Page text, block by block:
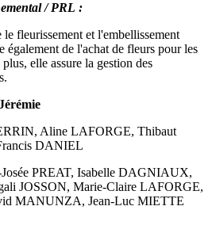
/ PRL :
fleurissement et l'embellissement
également de l'achat de fleurs pour les
elle assure la gestion des
Aline LAFORGE, Thibaut
DANIEL
PREAT, Isabelle DAGNIAUX,
JOSSON, Marie-Claire LAFORGE,
MANUNZA, Jean-Luc MIETTE